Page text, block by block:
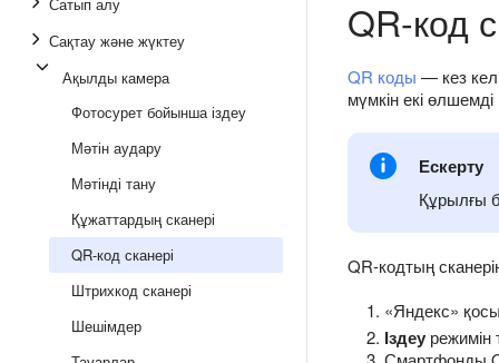
Сақтау және жүктеу
Ақылды камера
Фотосурет бойынша іздеу
Мәтін аудару
Мәтінді тану
Құжаттардың сканері
QR-код сканері
Штрихкод сканері
Шешімдер
QR-код
QR коды — кез
мүмкін екі
Ескерту
Құрылғы
QR-кодтың
«Яндекс»
Іздеу режимін